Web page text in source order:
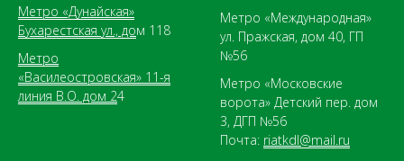
Метро «Дунайская»
Бухарестская ул., дом 118
Метро
«Василеостровская» 11-я
линия В.О. дом 24
Метро «Международная»
ул. Пражская, дом 40, ГП
№56
Метро «Московские
ворота» Детский пер. дом
3, ДГП №56
Почта: riatkdl@mail.ru